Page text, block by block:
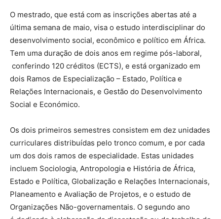
O mestrado, que está com as inscrições abertas até a
última semana de maio, visa o estudo interdisciplinar do
desenvolvimento social, econômico e político em África.
Tem uma duração de dois anos em regime pós-laboral,
conferindo 120 créditos (ECTS), e está organizado em
dois Ramos de Especialização – Estado, Política e
Relações Internacionais, e Gestão do Desenvolvimento
Social e Económico.
Os dois primeiros semestres consistem em dez unidades
curriculares distribuídas pelo tronco comum, e por cada
um dos dois ramos de especialidade. Estas unidades
incluem Sociologia, Antropologia e História de África,
Estado e Política, Globalização e Relações Internacionais,
Planeamento e Avaliação de Projetos, e o estudo de
Organizações Não-governamentais. O segundo ano